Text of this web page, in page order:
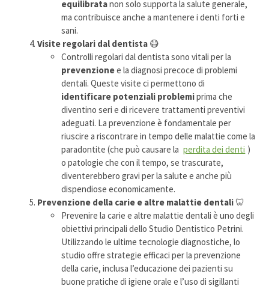
equilibratanon solo supporta la salute generale,
ma contribuisce anche a mantenere i denti forti e
sani.
Visite regolari dal dentista 😷
Controlli regolari dal dentista sono vitali per la
prevenzionee la diagnosi precoce di problemi
dentali. Queste visite ci permettono di
identificare potenziali problemiprima che
diventino seri e di ricevere trattamenti preventivi
adeguati. La prevenzione è fondamentale per
riuscire a riscontrare in tempo delle malattie come la
paradontite (che può causare la perdita dei denti )
o patologie che con il tempo, se trascurate,
diventerebbero gravi per la salute e anche più
dispendiose economicamente.
Prevenzione della carie e altre malattie dentali 🦷
Prevenire la carie e altre malattie dentali è uno degli
obiettivi principali dello Studio Dentistico Petrini.
Utilizzando le ultime tecnologie diagnostiche, lo
studio offre strategie efficaci per la prevenzione
della carie, inclusa l’educazione dei pazienti su
buone pratiche di igiene orale e l’uso di sigillanti